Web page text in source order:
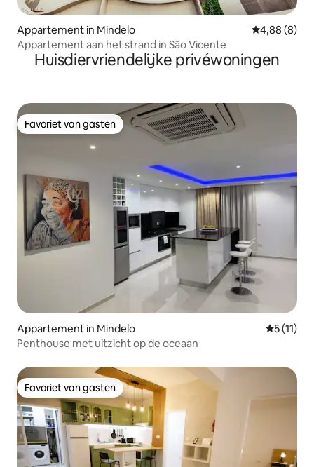
Appartement in Mindelo Gemiddelde
4,88 (8)
Appartement aan het strand in São Vicente
Huisdiervriendelijke privéwoningen
Favoriet van gasten
Favoriet van gasten
Appartement in Mindelo
5 (11)
Penthouse met uitzicht op de oceaan
Favoriet van gasten
Favoriet van gasten